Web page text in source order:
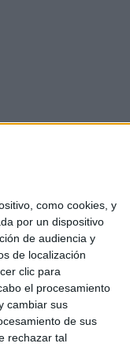
como cookies, y
por un dispositivo
de audiencia y
de localización
clic para
el procesamiento
cambiar sus
de sus
rechazar tal